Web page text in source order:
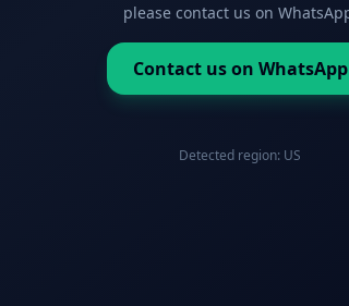
please contact us on
Contact us on WhatsApp
Detected region: US